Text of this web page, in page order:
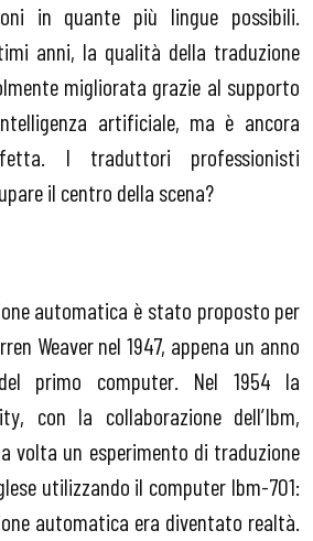
in quante più lingue possibili.
anni, la qualità della traduzione
migliorata grazie al supporto
artificiale, ma è ancora
I traduttori professionisti
il centro della scena?
automatica è stato proposto per
Weaver nel 1947, appena un anno
primo computer. Nel 1954 la
con la collaborazione dell’Ibm,
volta un esperimento di traduzione
utilizzando il computer Ibm-701:
automatica era diventato realtà.